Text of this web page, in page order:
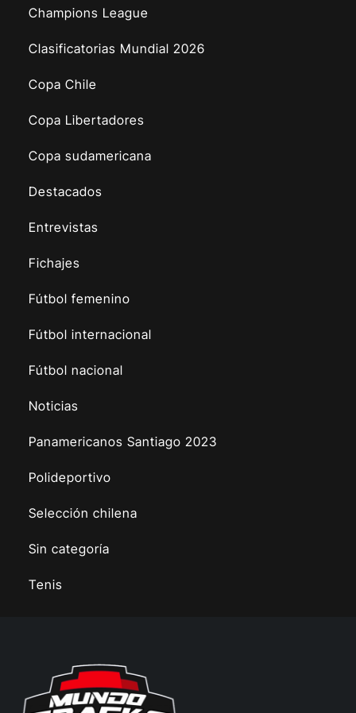
Champions League
Clasificatorias Mundial 2026
Copa Chile
Copa Libertadores
Copa sudamericana
Destacados
Entrevistas
Fichajes
Fútbol femenino
Fútbol internacional
Fútbol nacional
Noticias
Panamericanos Santiago 2023
Polideportivo
Selección chilena
Sin categoría
Tenis